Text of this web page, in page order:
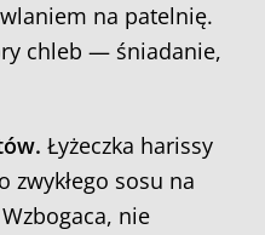
na patelnię.
chleb — śniadanie,
Łyżeczka harissy
zwykłego sosu na
nie